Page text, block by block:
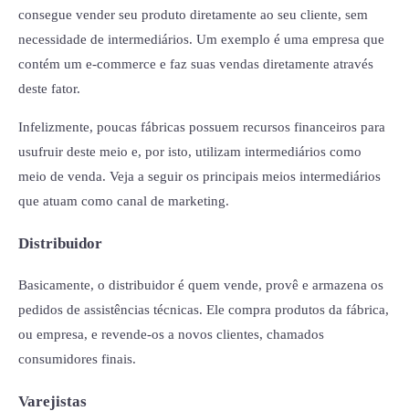
consegue vender seu produto diretamente ao seu cliente, sem
necessidade de intermediários. Um exemplo é uma empresa que
contém um e-commerce e faz suas vendas diretamente através
deste fator.
Infelizmente, poucas fábricas possuem recursos financeiros para
usufruir deste meio e, por isto, utilizam intermediários como
meio de venda. Veja a seguir os principais meios intermediários
que atuam como canal de marketing.
Distribuidor
Basicamente, o distribuidor é quem vende, provê e armazena os
pedidos de assistências técnicas. Ele compra produtos da fábrica,
ou empresa, e revende-os a novos clientes, chamados
consumidores finais.
Varejistas